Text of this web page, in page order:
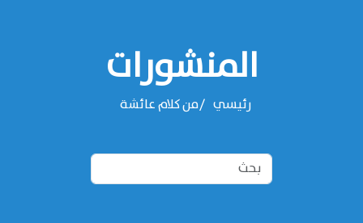
المنشورات
رئيسي من كلام عائشة